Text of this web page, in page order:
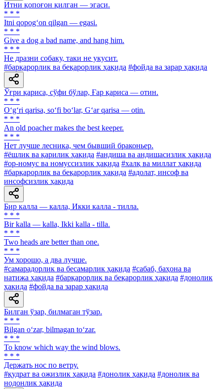
Итни қопоғон қилган — эгаси.
* * *
Itni qopog‘on qilgan — egasi.
* * *
Give a dog a bad name, and hang him.
* * *
He дразни собаку, таки не укусит.
#барқарорлик ва беқарорлик ҳақида #фойда ва зарар ҳақида
Ўғри қариса, сўфи бўлар, Ғар қариса — отин.
* * *
O‘g‘ri qarisa, so‘fi bo‘lar, G‘ar qarisa — otin.
* * *
An old poacher makes the best keeper.
* * *
Нет лучше лесника, чем бывший браконьер.
#ёшлик ва қарилик ҳақида #андиша ва андишасизлик ҳақида
#ор-номус ва номуссизлик ҳақида #халқ ва миллат ҳақида
#барқарорлик ва беқарорлик ҳақида #адолат, инсоф ва
инсофсизлик ҳақида
Бир калла — калла, Икки калла - тилла.
* * *
Bir kalla — kalla, Ikki kalla - tilla.
* * *
Two heads are better than one.
* * *
Ум хорошо, а два лучше.
#самарадорлик ва бесамарлик ҳақида #сабаб, баҳона ва
натижа ҳақида #барқарорлик ва беқарорлик ҳақида #донолик
ҳақида #фойда ва зарар ҳақида
Билган ўзар, билмаган тўзар.
* * *
Bilgan o‘zar, bilmagan to‘zar.
* * *
To know which way the wind blows.
* * *
Держать нос по ветру.
#қудрат ва ожизлик ҳақида #донолик ҳақида #донолик ва
нодонлик ҳақида